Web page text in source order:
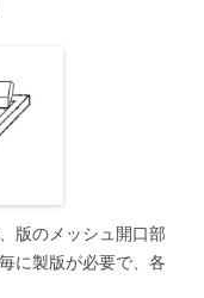
版のメッシュ開口部
に製版が必要で、各